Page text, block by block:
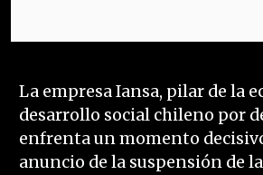
La empresa Iansa, pilar de la
desarrollo social chileno por
enfrenta un momento
anuncio de la suspensión de